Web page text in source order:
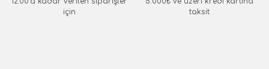
için
taksit